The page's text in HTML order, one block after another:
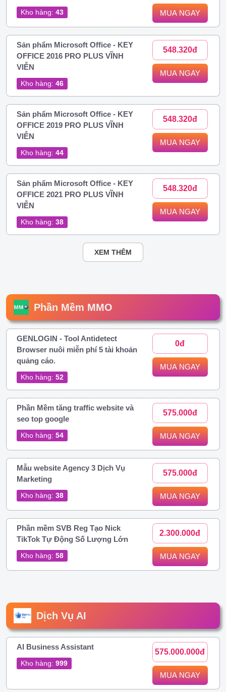
Kho hàng: 43 MUA NGAY
Sản phẩm Microsoft Office - KEY
OFFICE 2016 PRO PLUS VĨNH
VIỄN
Kho hàng: 46
548.320đ
MUA NGAY
Sản phẩm Microsoft Office - KEY
OFFICE 2019 PRO PLUS VĨNH
VIỄN
Kho hàng: 44
548.320đ
MUA NGAY
Sản phẩm Microsoft Office - KEY
OFFICE 2021 PRO PLUS VĨNH
VIỄN
Kho hàng: 38
548.320đ
MUA NGAY
XEM THÊM
Phần Mềm MMO
GENLOGIN - Tool Antidetect
Browser nuôi miễn phí 5 tài khoản
quảng cáo.
Kho hàng: 52
0đ
MUA NGAY
Phần Mềm tăng traffic website và
seo top google
Kho hàng: 54
575.000đ
MUA NGAY
Mẫu website Agency 3 Dịch Vụ
Marketing
Kho hàng: 38
575.000đ
MUA NGAY
Phần mềm SVB Reg Tạo Nick
TikTok Tự Động Số Lượng Lớn
Kho hàng: 58
2.300.000đ
MUA NGAY
Dịch Vụ AI
AI Business Assistant
Kho hàng: 999
575.000.000đ
MUA NGAY